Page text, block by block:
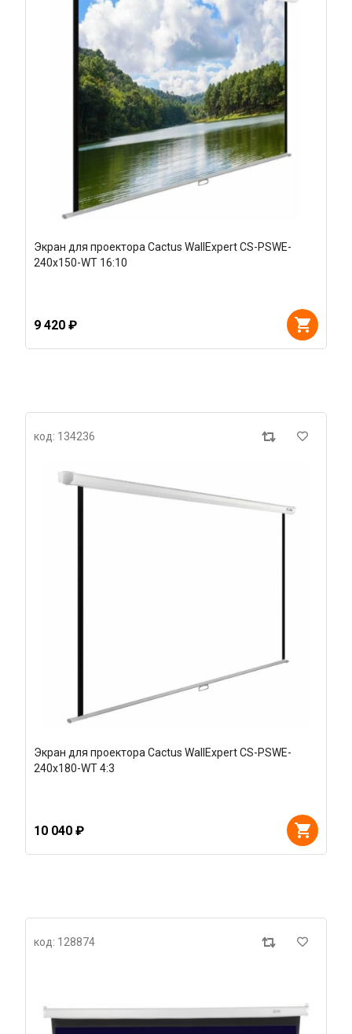
Экран для проектора Cactus WallExpert CS-PSWE-
240x150-WT 16:10
9 420 ₽
код: 134236
Экран для проектора Cactus WallExpert CS-PSWE-
240x180-WT 4:3
10 040 ₽
код: 128874